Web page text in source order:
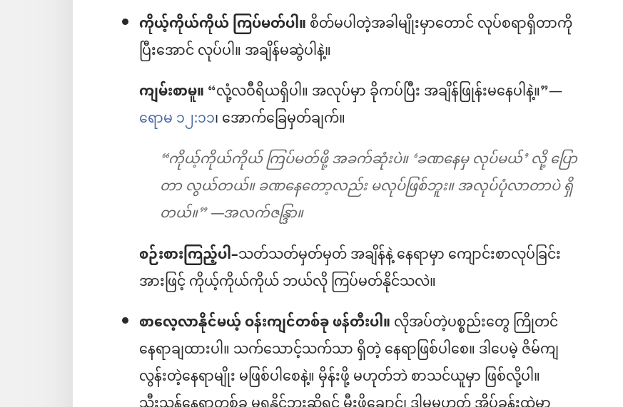
ကိုယ့်ကိုယ်ကိုယ် ကြပ်မတ်ပါ။စိတ်မပါတဲ့အခါမျိုးမှာတောင် လုပ်စရာရှိတာကို
ပြီးအောင် လုပ်ပါ။ အချိန်မဆွဲပါနဲ့။
ကျမ်းစာမူ။“လုံ့လဝီရိယရှိပါ။ အလုပ်မှာ ခိုကပ်ပြီး အချိန်ဖြုန်းမနေပါနဲ့။”—
ရောမ ၁၂:၁၁၊ အောက်ခြေမှတ်ချက်။
“ကိုယ့်ကိုယ်ကိုယ် ကြပ်မတ်ဖို့ အခက်ဆုံးပဲ။ ‘ခဏနေမှ လုပ်မယ်’လို့ ပြော
တာ လွယ်တယ်။ ခဏနေတော့လည်း မလုပ်ဖြစ်ဘူး။ အလုပ်ပုံလာတာပဲ ရှိ
တယ်။” —အလက်ဇန္ဒြာ။
စဉ်းစားကြည့်ပါ–သတ်သတ်မှတ်မှတ် အချိန်နဲ့ နေရာမှာ ကျောင်းစာလုပ်ခြင်း
အားဖြင့် ကိုယ့်ကိုယ်ကိုယ် ဘယ်လို ကြပ်မတ်နိုင်သလဲ။
စာလေ့လာနိုင်မယ့် ဝန်းကျင်တစ်ခု ဖန်တီးပါ။လိုအပ်တဲ့ပစ္စည်းတွေ ကြိုတင်
နေရာချထားပါ။ သက်သောင့်သက်သာ ရှိတဲ့ နေရာဖြစ်ပါစေ။ ဒါပေမဲ့ ဇိမ်ကျ
လွန်းတဲ့နေရာမျိုး မဖြစ်ပါစေနဲ့။ မှိန်းဖို့ မဟုတ်ဘဲ စာသင်ယူမှာ ဖြစ်လို့ပါ။